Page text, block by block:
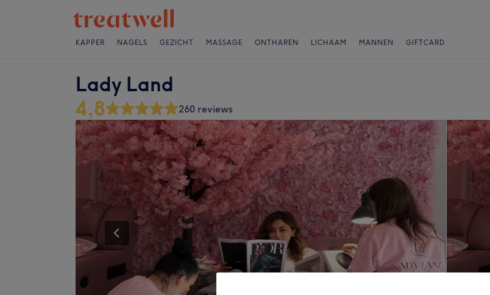
KAPPER NAGELS GEZICHT MASSAGE ONTHAREN LICHAAM MANNEN GIFTCARD
Lady Land
4,8 260 reviews